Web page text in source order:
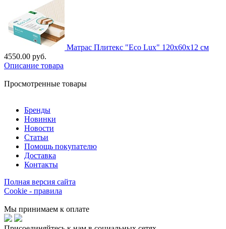
Матрас Плитекс "Eco Lux" 120х60х12 см
4550.00 руб.
Описание товара
Просмотренные товары
Бренды
Новинки
Новости
Статьи
Помощь покупателю
Доставка
Контакты
Полная версия сайта
Cookie - правила
Мы принимаем к оплате